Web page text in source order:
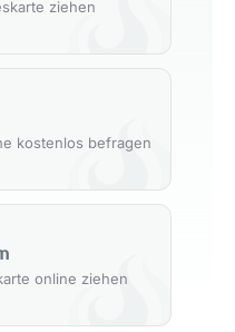
ziehen
kostenlos befragen
online ziehen